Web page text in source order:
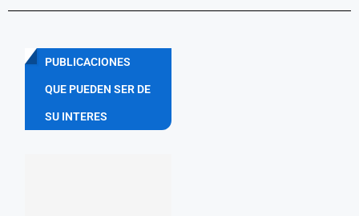
PUBLICACIONES
QUE PUEDEN SER DE
SU INTERES